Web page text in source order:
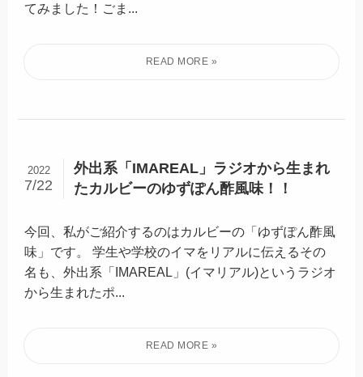
てみました！ごま...
外出系「IMAREAL」ラジオから生まれ
たカルビーのゆずぽん酢風味！！
2022
7/22
今回、私がご紹介するのはカルビーの「ゆずぽん酢風
味」です。 学生や学校のイマをリアルに伝えるその
名も、外出系「IMAREAL」(イマリアル)というラジオ
から生まれたポ...